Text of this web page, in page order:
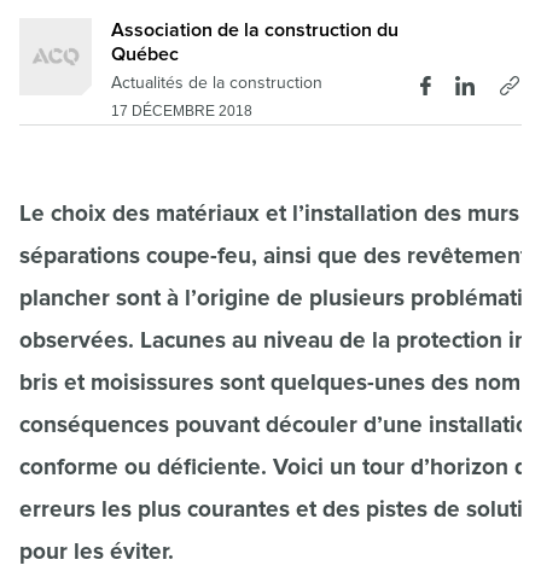
Association de la construction du
Québec
Actualités de la construction
17 DÉCEMBRE 2018
Le choix des matériaux et l’installation des murs
séparations coupe-feu, ainsi que des
plancher sont à l’origine de plusieurs
observées. Lacunes au niveau de la protection
bris et moisissures sont quelques-unes des
conséquences pouvant découler d’une
conforme ou déficiente. Voici un tour d’horizon
erreurs les plus courantes et des pistes de
pour les éviter.